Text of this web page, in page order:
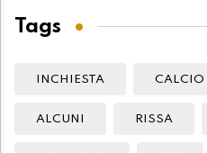
Tags
INCHIESTA CALCIO
ALCUNI RISSA